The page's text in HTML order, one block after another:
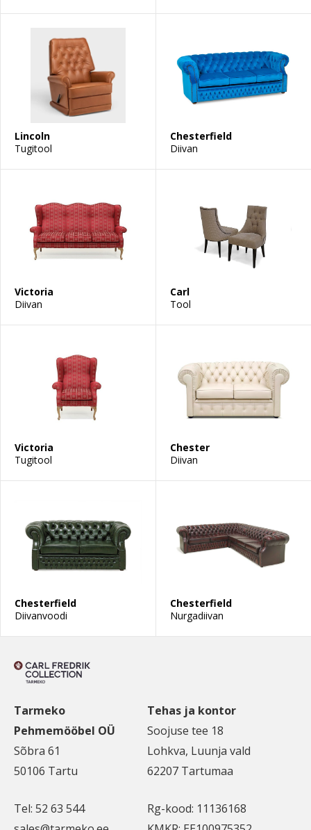
Lincoln
Tugitool
Chesterfield
Diivan
Victoria
Diivan
Carl
Tool
Victoria
Tugitool
Chester
Diivan
Chesterfield
Diivanvoodi
Chesterfield
Nurgadiivan
Tarmeko
Pehmemööbel OÜ
Sõbra 61
50106 Tartu
Tehas ja kontor
Soojuse tee 18
Lohkva, Luunja vald
62207 Tartumaa
Tel: 52 63 544
Rg-kood: 11136168